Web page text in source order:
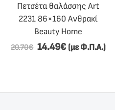
Πετσέτα θαλάσσης Art
2231 86×160 Ανθρακί
Beauty Home
20.70€ 14.49€ (με Φ.Π.Α.)